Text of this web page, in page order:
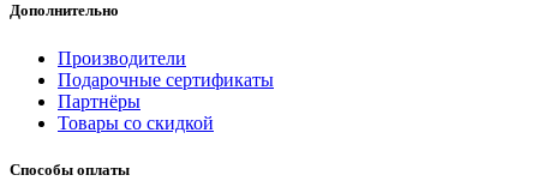
Дополнительно
Производители
Подарочные сертификаты
Партнёры
Товары со скидкой
Способы оплаты